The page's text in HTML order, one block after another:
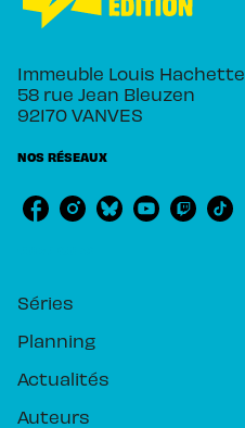
Immeuble Louis Hachette
58 rue Jean Bleuzen
92170 VANVES
NOS RÉSEAUX
Séries
Planning
Actualités
Auteurs